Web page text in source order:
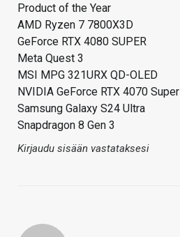
Product of the Year
AMD Ryzen 7 7800X3D
GeForce RTX 4080 SUPER
Meta Quest 3
MSI MPG 321URX QD-OLED
NVIDIA GeForce RTX 4070 Super
Samsung Galaxy S24 Ultra
Snapdragon 8 Gen 3
Kirjaudu sisään vastataksesi